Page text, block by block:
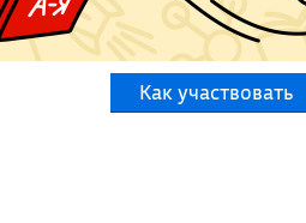
Как участвовать